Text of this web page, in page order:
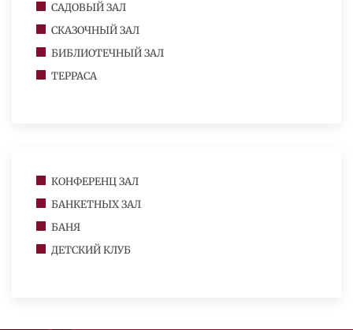
САДОВЫЙ ЗАЛ
СКАЗОЧНЫЙ ЗАЛ
БИБЛИОТЕЧНЫЙ ЗАЛ
ТЕРРАСА
КОНФЕРЕНЦ ЗАЛ
БАНКЕТНЫХ ЗАЛ
БАНЯ
ДЕТСКИЙ КЛУБ